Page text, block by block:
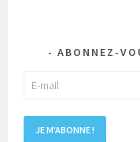
ABONNEZ-